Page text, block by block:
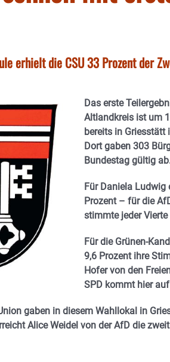
erhielt die CSU 33 Prozent der
Das erste
Altlandkreis ist um
bereits in Griesstätt
Dort gaben 303
Bundestag gültig
Für Daniela Ludwig
Prozent – für die
stimmte jeder
Für die Grünen-
9,6 Prozent ihre
Hofer von den
SPD kommt hier
gaben in diesem Wahllokal in
Alice Weidel von der AfD die